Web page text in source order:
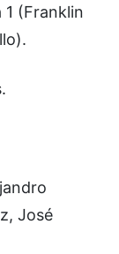
1 (Franklin
José